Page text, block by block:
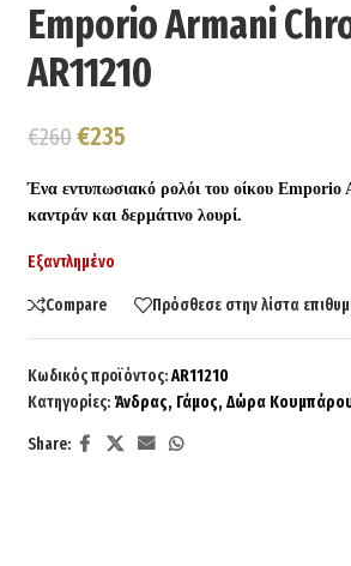
Emporio Armani
AR11210
€260€235
Ένα εντυπωσιακό ρολόι του οίκου
καντράν και δερμάτινο λουρί.
Εξαντλημένο
Compare Πρόσθεσε στην λίστα
Κωδικός προϊόντος:AR11210
Κατηγορίες: Άνδρας, Γάμος,Δώρα
Share: